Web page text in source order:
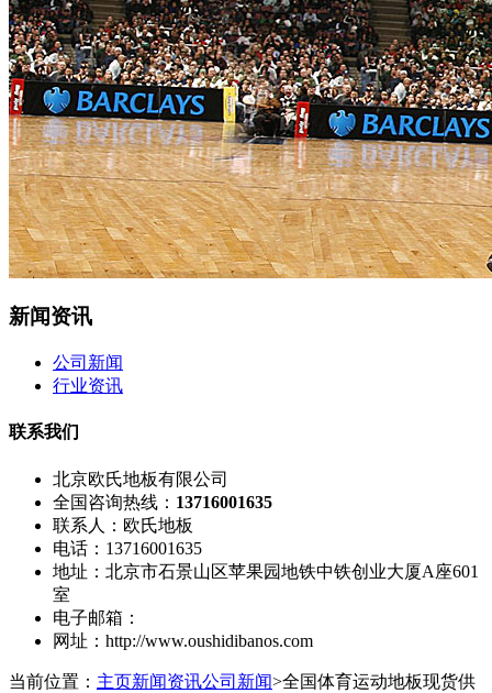
新闻资讯
公司新闻
行业资讯
联系我们
北京欧氏地板有限公司
全国咨询热线： 13716001635
联系人：欧氏地板
电话：13716001635
地址：北京市石景山区苹果园地铁中铁创业大厦A座601
室
电子邮箱：
网址：http://www.oushidibanos.com
当前位置： 主页新闻资讯公司新闻>全国体育运动地板现货供